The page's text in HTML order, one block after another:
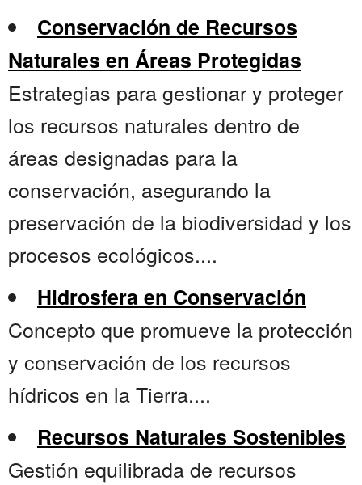
Conservación de Recursos
Naturales en Áreas Protegidas
Estrategias para gestionar y proteger
los recursos naturales dentro de
áreas designadas para la
conservación, asegurando la
preservación de la biodiversidad y los
procesos ecológicos....
Hidrosfera en Conservación
Concepto que promueve la protección
y conservación de los recursos
hídricos en la Tierra....
Recursos Naturales Sostenibles
Gestión equilibrada de recursos